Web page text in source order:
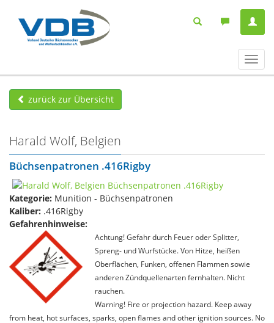
ein-/
zurück zur Übersicht
Harald Wolf, Belgien
Büchsenpatronen .416Rigby
Kategorie: Munition - Büchsenpatronen
Kaliber: .416Rigby
Gefahrenhinweise:
Achtung! Gefahr durch Feuer oder Splitter,
Spreng- und Wurfstücke. Von Hitze, heißen
Oberflächen, Funken, offenen Flammen sowie
anderen Zündquellenarten fernhalten. Nicht
rauchen.
Warning! Fire or projection hazard. Keep away
from heat, hot surfaces, sparks, open flames and other ignition sources. No